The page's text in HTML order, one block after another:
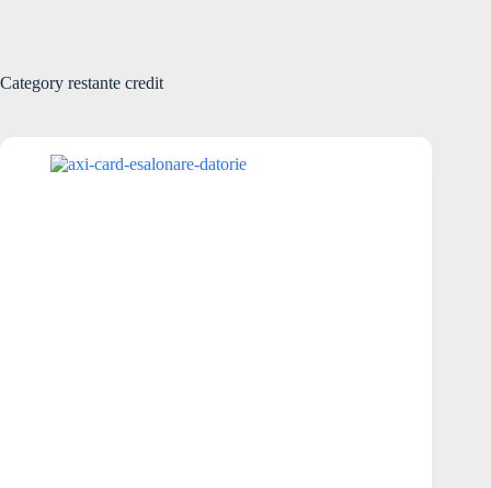
Category restante credit